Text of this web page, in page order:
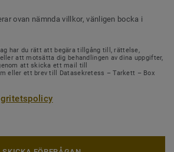
ovan nämnda villkor, vänligen bocka i
har du rätt att begära tillgång till, rättelse,
att motsätta dig behandlingen av dina uppgifter,
att skicka ett mail till
eller ett brev till Datasekretess – Tarkett – Box